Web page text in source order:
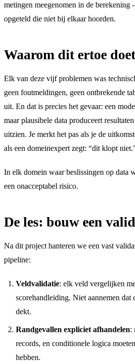
metingen meegenomen in de berekening
opgeteld die niet bij elkaar hoorden.
Waarom dit ertoe doet
Elk van deze vijf problemen was
geen foutmeldingen, geen ontbrekende
uit. En dat is precies het gevaar: een
maar plausibele data produceert
uitzien. Je merkt het pas als je de
als een domeinexpert zegt: “dit klopt
In elk domein waar beslissingen op data
een onacceptabel risico.
De les: bouw een
Na dit project hanteren we een vast
pipeline:
Veldvalidatie: elk veld vergelijken
scorehandleiding. Niet aannemen dat
dekt.
Randgevallen expliciet afhandelen:
records, en conditionele logica
hebben.